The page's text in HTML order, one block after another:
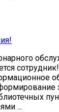
...